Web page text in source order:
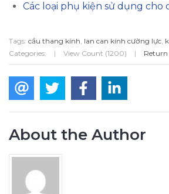
Các loại phụ kiện sử dụng cho
Tags: cầu thang kính, lan can kính cường lực,
Categories:
| View Count (1200) | Return
About the Author